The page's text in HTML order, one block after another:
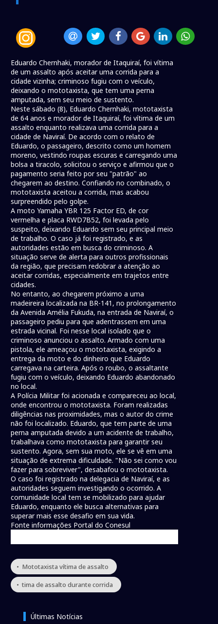
Eduardo Chernhaki, morador de Itaquiraí, foi vítima
de um assalto após aceitar uma corrida para a
cidade vizinha; criminoso fugiu com o veículo,
deixando o mototaxista, que tem uma perna
amputada, sem seu meio de sustento.
Neste sábado (8), Eduardo Chernhaki, mototaxista
de 64 anos e morador de Itaquiraí, foi vítima de um
assalto enquanto realizava uma corrida para a
cidade de Naviraí. De acordo com o relato de
Eduardo, o passageiro, descrito como um homem
moreno, vestindo roupas escuras e carregando uma
bolsa a tiracolo, solicitou o serviço e afirmou que o
pagamento seria feito por seu "patrão" ao
chegarem ao destino. Confiando no combinado, o
mototaxista aceitou a corrida, mas acabou
surpreendido pelo golpe.
A moto Yamaha YBR 125 Factor ED, de cor
vermelha e placa RWD7B52, foi levada pelo
suspeito, deixando Eduardo sem seu principal meio
de trabalho. O caso já foi registrado, e as
autoridades estão em busca do criminoso. A
situação serve de alerta para outros profissionais
da região, que precisam redobrar a atenção ao
aceitar corridas, especialmente em trajetos entre
cidades.
No entanto, ao chegarem próximo a uma
madeireira localizada na BR-141, no prolongamento
da Avenida Amélia Fukuda, na entrada de Naviraí, o
passageiro pediu para que adentrassem em uma
estrada vicinal. Foi nesse local isolado que o
criminoso anunciou o assalto. Armado com uma
pistola, ele ameaçou o mototaxista, exigindo a
entrega da moto e do dinheiro que Eduardo
carregava na carteira. Após o roubo, o assaltante
fugiu com o veículo, deixando Eduardo abandonado
no local.
A Polícia Militar foi acionada e compareceu ao local,
onde encontrou o mototaxista. Foram realizadas
diligências nas proximidades, mas o autor do crime
não foi localizado. Eduardo, que tem parte de uma
perna amputada devido a um acidente de trabalho,
trabalhava como mototaxista para garantir seu
sustento. Agora, sem sua moto, ele se vê em uma
situação de extrema dificuldade. "Não sei como vou
fazer para sobreviver", desabafou o mototaxista.
O caso foi registrado na delegacia de Naviraí, e as
autoridades seguem investigando o ocorrido. A
comunidade local tem se mobilizado para ajudar
Eduardo, enquanto ele busca alternativas para
superar mais esse desafio em sua vida.
Fonte informações Portal do Conesul
• Mototaxista vítima de assalto
• tima de assalto durante corrida
Últimas Notícias